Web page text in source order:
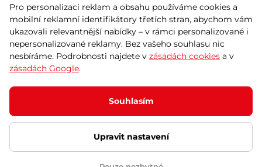
Půjčovna
obchodní podmínky
Kariéra
© 2026 SEVEN SPORT s.r.o Všechna práva vyhrazena
Podle zákona o evidenci tržeb je prodávající povinen vystavit
kupujícímu účtenku.
Zároveň je povinen zaevidovat přijatou tržbu u správce daně online; v
případě technického výpadku pak nejpozději do 48 hodin.
Ochrana osobních údajů Nastavení cookies Vnitřní oznamovací
systém Prohlášení přístupnosti
Pro personalizaci reklam a obsahu používáme cookies a
mobilní reklamní identifikátory třetích stran, abychom vám
ukazovali relevantnější nabídky – v rámci personalizované i
nepersonalizované reklamy. Bez vašeho souhlasu nic
nesbíráme. Podrobnosti najdete v zásadách cookies a v
zásadách Google.
Souhlasím
Upravit nastavení